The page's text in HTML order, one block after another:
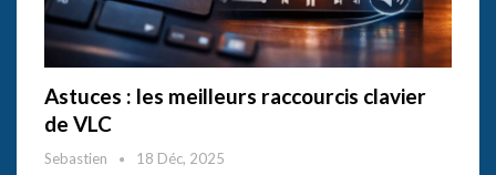
Astuces : les meilleurs raccourcis clavier
de VLC
Sebastien 18 Déc, 2025